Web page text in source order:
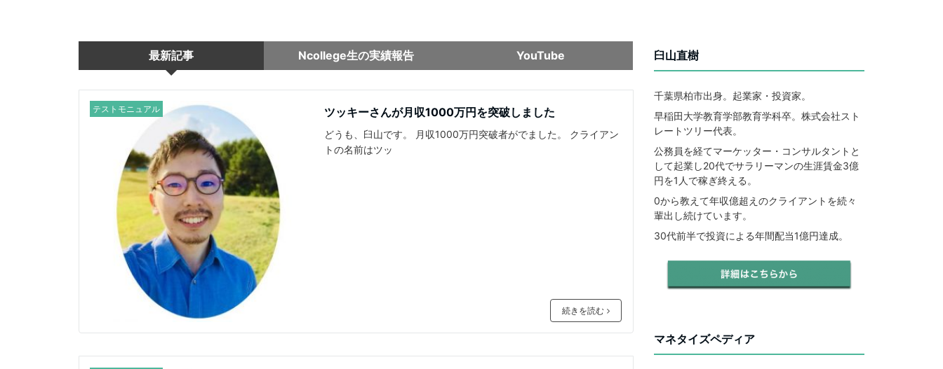
最新記事 Ncollege生の実績報告 YouTube
テストモニュアル ツッキーさんが月収1000万円を突破しました
どうも、臼山です。 月収1000万円突破者がでました。 クライアン
トの名前はツッ
続きを読む
臼山直樹
千葉県柏市出身。起業家・投資家。
早稲田大学教育学部教育学科卒。株式会社スト
レートツリー代表。
公務員を経てマーケッター・コンサルタントと
して起業し20代でサラリーマンの生涯賃金3億
円を1人で稼ぎ終える。
0から教えて年収億超えのクライアントを続々
輩出し続けています。
30代前半で投資による年間配当1億円達成。
マネタイズペディア